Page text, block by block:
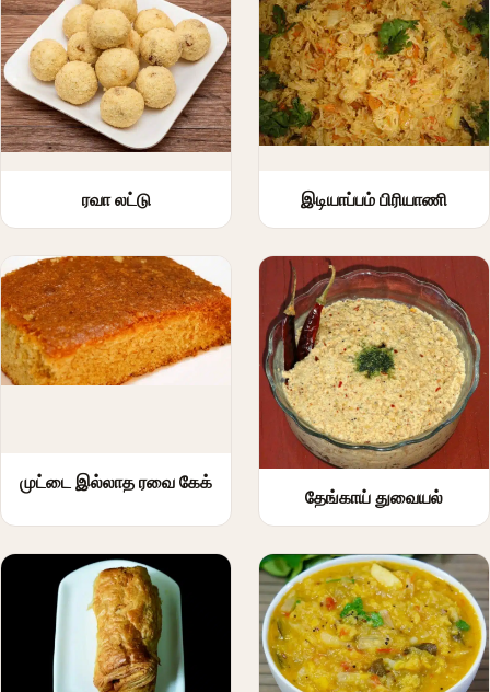
ரவா லட்டு இடியாப்பம் பிரியாணி
முட்டை இல்லாத ரவை கேக்
தேங்காய் துவையல்